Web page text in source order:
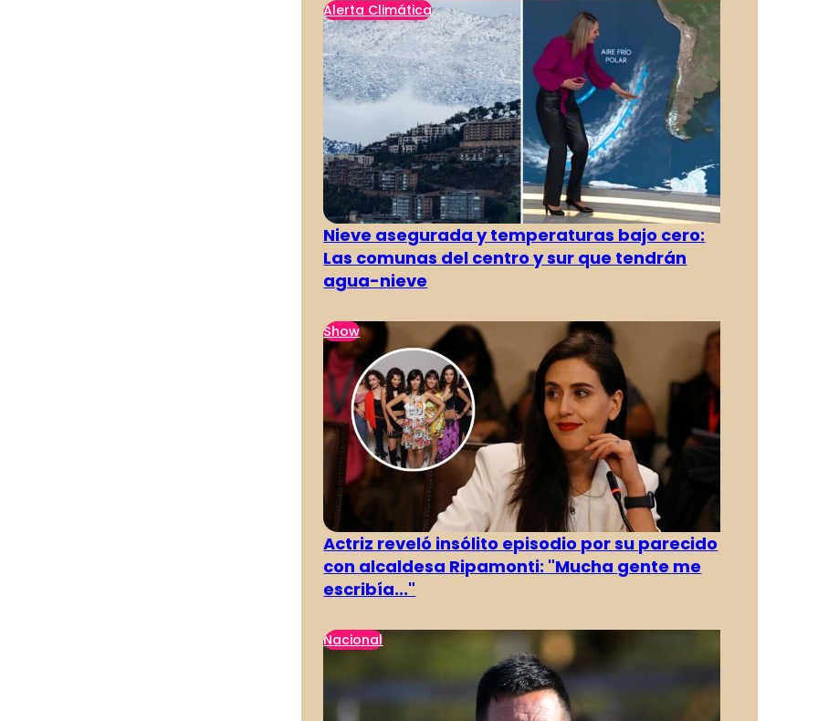
Alerta Climática
Nieve asegurada y temperaturas bajo cero:
Las comunas del centro y sur que tendrán
agua-nieve
Show
Actriz reveló insólito episodio por su parecido
con alcaldesa Ripamonti: "Mucha gente me
escribía..."
Nacional